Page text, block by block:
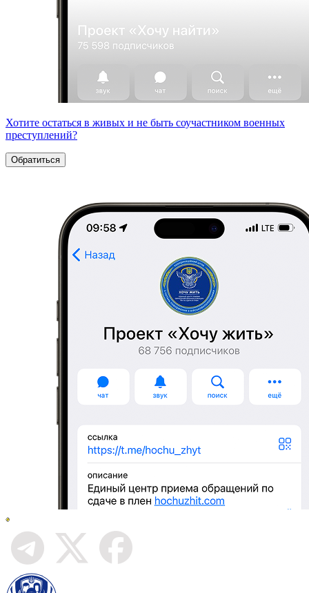
Хотите остаться в живых и не быть соучастником военных
преступлений?
Обратиться